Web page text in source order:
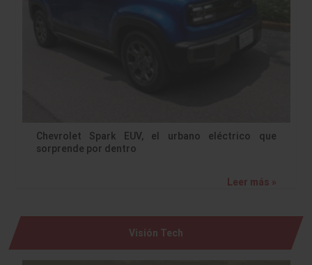
Chevrolet Spark EUV, el urbano eléctrico que
sorprende por dentro
Leer más »
Visión Tech